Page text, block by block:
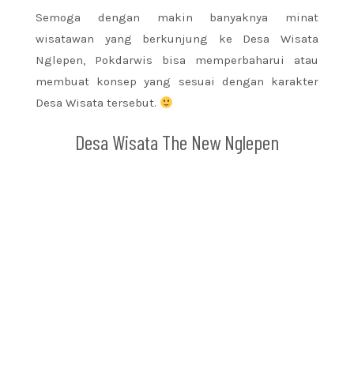
Semoga dengan makin banyaknya minat
wisatawan yang berkunjung ke Desa Wisata
Nglepen, Pokdarwis bisa memperbaharui atau
membuat konsep yang sesuai dengan karakter
Desa Wisata tersebut.
Desa Wisata The New Nglepen